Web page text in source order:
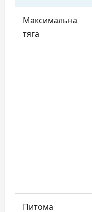
Максимальна
тяга
Питома